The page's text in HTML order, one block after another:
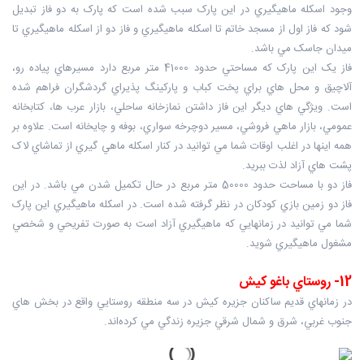
وجود اسکله ماهيگيري در اين پارک سبب شده است که پارک به دو فاز تبديل
شود که فاز اول از مسجد خاتم تا اسکله ماهيگيري و فاز دو از اسکله ماهيگيري تا
ميدان جاسک مي باشد.
فاز يک اين پارک که مساحتي حدود 41000 متر مربع دارد مسيرهاي پياده رو،
آلاچيق و محل هاي براي پخت کباب و پارکينگ پذيراي گردشگران فراهم شده
است. ويژگي هاي ديگر اين فاز داشتن نمازخانه ساحلي، بازار عرب ها، کتابخانه
عمومي، بازار ماهي فروشي، مسير دوچرخه سواري، بوفه و چايخانه است. علاوه بر
همه اينها در اغلب اوقات شما مي توانيد در کنار اسکله ماهي گيري از تماشاي لاک
پشت هاي آزاد لذت ببريد.
فاز دو با مساحت حدود 50000 متر مربع در حال تکميل شدن مي باشد. در اين
فاز دو زمين بازي کودکان در نظر گرفته شده است. در اسکله ماهيگيري اين پارک
شما مي توانيد در زمانهايي که ماهيگيري آزاد است به صورت تفريحي و شخصي
مشغول ماهيگيري شويد.
12- روستاي باغو کيش
در زمانهاي قديم ساکنان جزيره کيش در سه منطقه روستايي واقع در بخش هاي
جنوب غربي، شرق و شمال شرقي جزيره زندگي مي کرده‌اند.